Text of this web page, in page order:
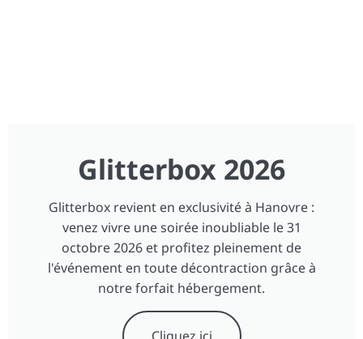
Glitterbox 2026
Glitterbox revient en exclusivité à Hanovre :
venez vivre une soirée inoubliable le 31
octobre 2026 et profitez pleinement de
l'événement en toute décontraction grâce à
notre forfait hébergement.